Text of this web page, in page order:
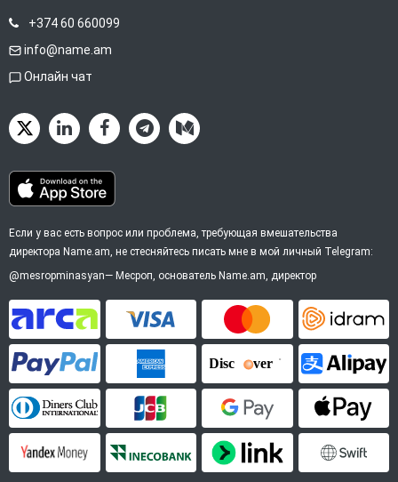
+374 60 660099
info@name.am
Онлайн чат
Если у вас есть вопрос или проблема, требующая вмешательства
директора Name.am, не стесняйтесь писать мне в мой личный Telegram:
@mesropminasyan— Месроп, основатель Name.am, директор
ArCa Visa Mastercard Idram
PayPal American ExpressDiscover Alipay
Diners Club JCB Google Pay Apple
YooMoney InecoBank Link by Stripe SWIFT